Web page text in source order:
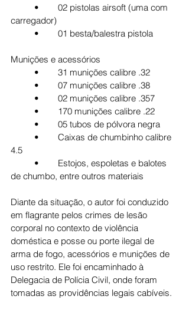
carregador)
	•	01 besta/balestra pistola
Munições e acessórios
	•	31 munições calibre .32
	•	07 munições calibre .38
	•	02 munições calibre .357
	•	170 munições calibre .22
	•	05 tubos de pólvora negra
4.5
de chumbo, entre outros materiais
Diante da situação, o autor foi conduzido
em flagrante pelos crimes de lesão
corporal no contexto de violência
doméstica e posse ou porte ilegal de
arma de fogo, acessórios e munições de
uso restrito. Ele foi encaminhado à
Delegacia de Polícia Civil, onde foram
tomadas as providências legais cabíveis.